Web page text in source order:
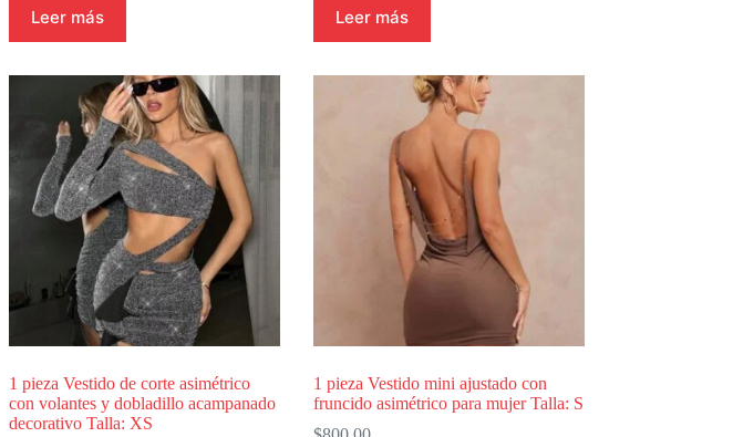
Leer más Leer más
1 pieza Vestido de corte asimétrico
con volantes y dobladillo acampanado
decorativo Talla: XS
1 pieza Vestido mini ajustado con
fruncido asimétrico para mujer Talla: S